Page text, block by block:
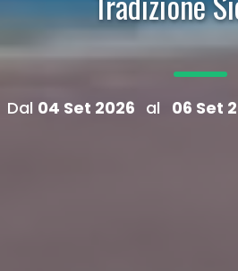
Dal 04 Set 2026 al 06 Set